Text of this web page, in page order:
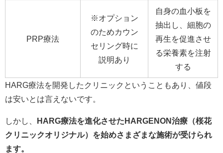
PRP療法
※オプション
のためカウン
セリング時に
説明あり
自身の血小板を
抽出し、細胞の
再生を促進させ
る栄養素を注射
する
HARG療法を開発したクリニックということもあり、値段
は安いとは言えないです。
しかし、 HARG療法を進化させたHARGENON治療（桜花
クリニックオリジナル）を始めさまざまな施術が受けられ
ます。